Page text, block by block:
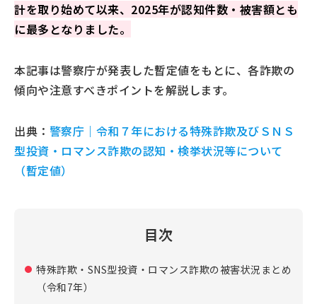
計を取り始めて以来、2025年が認知件数・被害額とも
に最多となりました。
本記事は警察庁が発表した暫定値をもとに、各詐欺の
傾向や注意すべきポイントを解説します。
出典： 警察庁｜令和７年における特殊詐欺及びＳＮＳ
型投資・ロマンス詐欺の認知・検挙状況等について
（暫定値）
目次
特殊詐欺・SNS型投資・ロマンス詐欺の被害状況まとめ
（令和7年）